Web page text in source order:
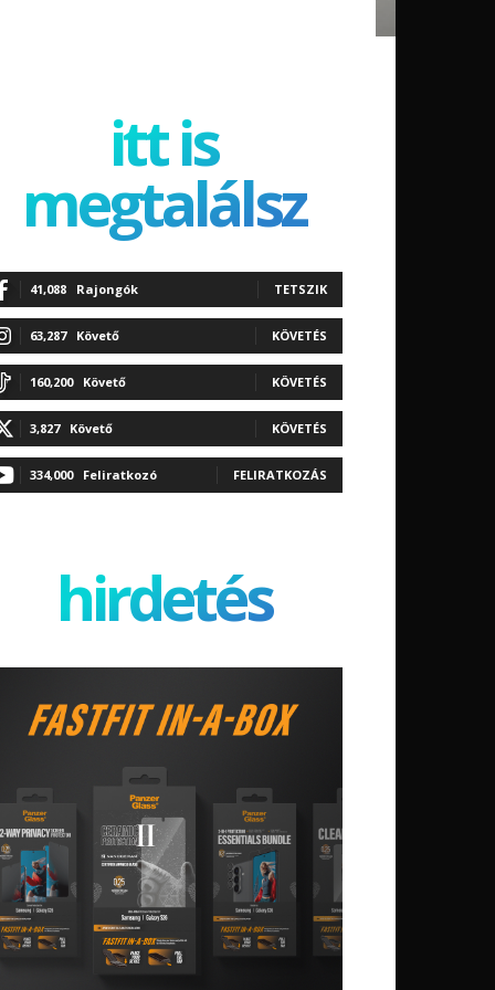
itt is
megtalálsz
41,088 Rajongók TETSZIK
63,287 Követő KÖVETÉS
160,200 Követő KÖVETÉS
3,827 Követő KÖVETÉS
334,000 Feliratkozó FELIRATKOZÁS
hirdetés